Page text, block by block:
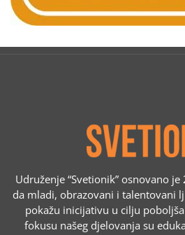
Udruženje “Svetionik” osnovano
da mladi, obrazovani i talentovani
pokažu inicijativu u cilju
fokusu našeg djelovanja su